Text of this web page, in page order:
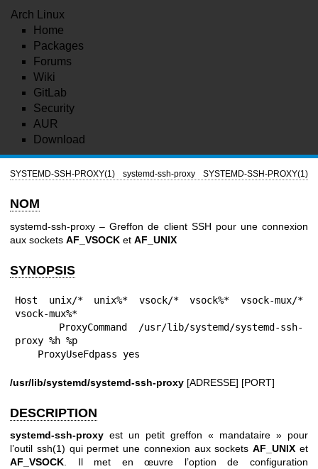
Arch Linux
Home
Packages
Forums
Wiki
GitLab
Security
AUR
Download
SYSTEMD-SSH-PROXY(1) systemd-ssh-proxy SYSTEMD-SSH-PROXY(1)
NOM
systemd-ssh-proxy – Greffon de client SSH pour une connexion
aux sockets AF_VSOCK et AF_UNIX
SYNOPSIS
Host unix/* unix%* vsock/* vsock%* vsock-mux/*
vsock-mux%*
proxy %h %p
    ProxyUseFdpass yes
/usr/lib/systemd/systemd-ssh-proxy [ADRESSE] [PORT]
DESCRIPTION
systemd-ssh-proxy est un petit greffon « mandataire » pour
l’outil ssh(1) qui permet une connexion aux socketsAF_UNIX et
AF_VSOCK . Il met en œuvre l’option de configuration